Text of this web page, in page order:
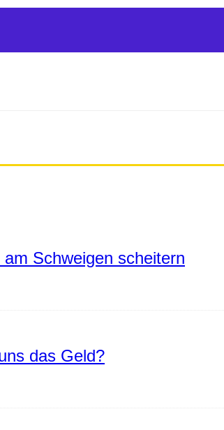
Schweigen scheitern
das Geld?